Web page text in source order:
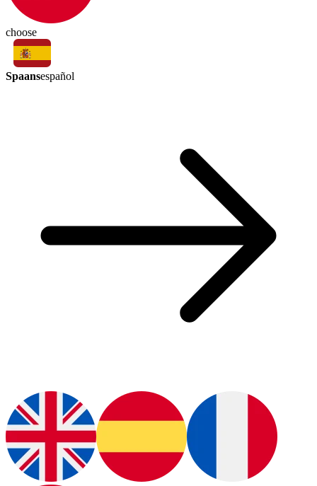
choose
Spaansespañol